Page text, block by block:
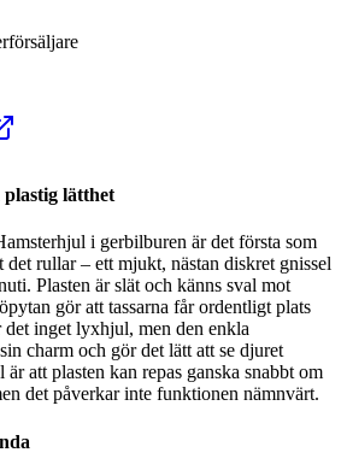
lätthet
i gerbilburen är det första som
rullar – ett mjukt, nästan diskret gnissel
Plasten är slät och känns sval mot
gör att tassarna får ordentligt plats
inget lyxhjul, men den enkla
charm och gör det lätt att se djuret
att plasten kan repas ganska snabbt om
det påverkar inte funktionen nämnvärt.